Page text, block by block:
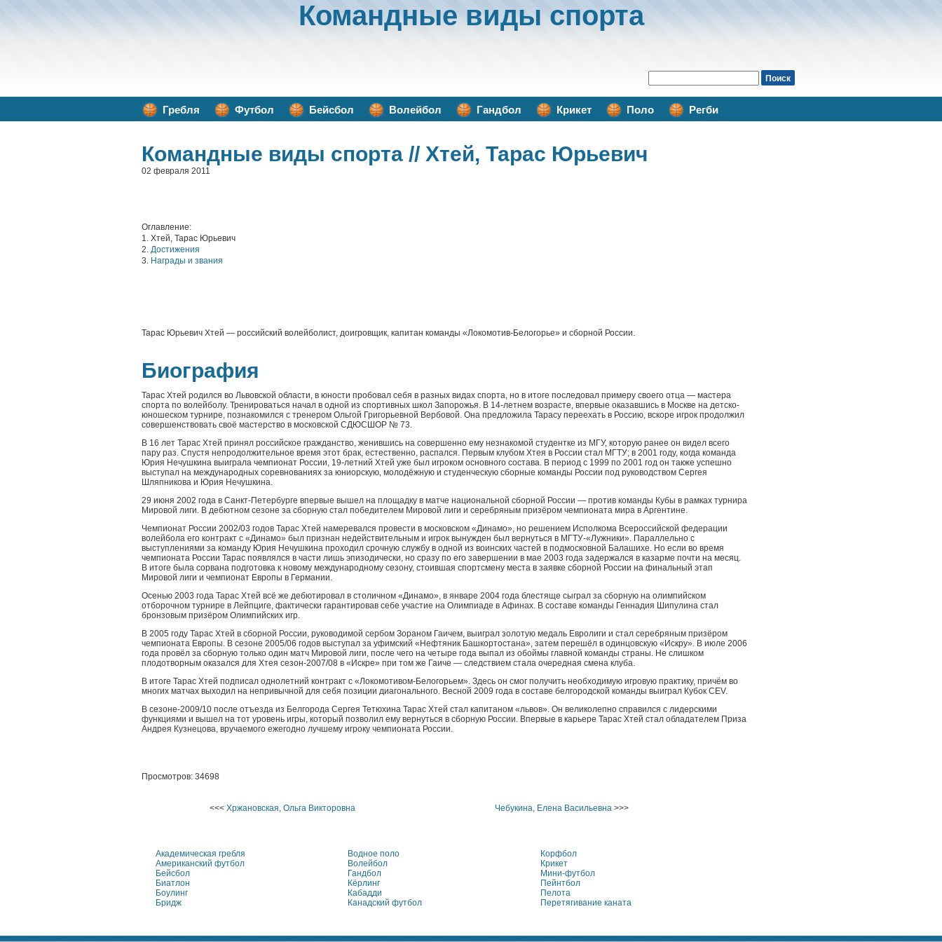
Командные виды спорта
Гребля Футбол Бейсбол Волейбол Гандбол Крикет Поло Регби
Командные виды спорта // Хтей, Тарас Юрьевич
02 февраля 2011
Оглавление:
1. Хтей, Тарас Юрьевич
2. Достижения
3. Награды и звания
Тарас Юрьевич Хтей — российский волейболист, доигровщик, капитан команды «Локомотив-Белогорье» и сборной России.
Биография
Тарас Хтей родился во Львовской области, в юности пробовал себя в разных видах спорта, но в итоге последовал примеру своего отца — мастера
спорта по волейболу. Тренироваться начал в одной из спортивных школ Запорожья. В 14-летнем возрасте, впервые оказавшись в Москве на детско-
юношеском турнире, познакомился с тренером Ольгой Григорьевной Вербовой. Она предложила Тарасу переехать в Россию, вскоре игрок продолжил
совершенствовать своё мастерство в московской СДЮСШОР № 73.
В 16 лет Тарас Хтей принял российское гражданство, женившись на совершенно ему незнакомой студентке из МГУ, которую ранее он видел всего
пару раз. Спустя непродолжительное время этот брак, естественно, распался. Первым клубом Хтея в России стал МГТУ; в 2001 году, когда команда
Юрия Нечушкина выиграла чемпионат России, 19-летний Хтей уже был игроком основного состава. В период с 1999 по 2001 год он также успешно
выступал на международных соревнованиях за юниорскую, молодёжную и студенческую сборные команды России под руководством Сергея
Шляпникова и Юрия Нечушкина.
29 июня 2002 года в Санкт-Петербурге впервые вышел на площадку в матче национальной сборной России — против команды Кубы в рамках турнира
Мировой лиги. В дебютном сезоне за сборную стал победителем Мировой лиги и серебряным призёром чемпионата мира в Аргентине.
Чемпионат России 2002/03 годов Тарас Хтей намеревался провести в московском «Динамо», но решением Исполкома Всероссийской федерации
волейбола его контракт с «Динамо» был признан недействительным и игрок вынужден был вернуться в МГТУ-«Лужники». Параллельно с
выступлениями за команду Юрия Нечушкина проходил срочную службу в одной из воинских частей в подмосковной Балашихе. Но если во время
чемпионата России Тарас появлялся в части лишь эпизодически, но сразу по его завершении в мае 2003 года задержался в казарме почти на месяц.
В итоге была сорвана подготовка к новому международному сезону, стоившая спортсмену места в заявке сборной России на финальный этап
Мировой лиги и чемпионат Европы в Германии.
Осенью 2003 года Тарас Хтей всё же дебютировал в столичном «Динамо», в январе 2004 года блестяще сыграл за сборную на олимпийском
отборочном турнире в Лейпциге, фактически гарантировав себе участие на Олимпиаде в Афинах. В составе команды Геннадия Шипулина стал
бронзовым призёром Олимпийских игр.
В 2005 году Тарас Хтей в сборной России, руководимой сербом Зораном Гаичем, выиграл золотую медаль Евролиги и стал серебряным призёром
чемпионата Европы. В сезоне 2005/06 годов выступал за уфимский «Нефтяник Башкортостана», затем перешёл в одинцовскую «Искру». В июле 2006
года провёл за сборную только один матч Мировой лиги, после чего на четыре года выпал из обоймы главной команды страны. Не слишком
плодотворным оказался для Хтея сезон-2007/08 в «Искре» при том же Гаиче — следствием стала очередная смена клуба.
В итоге Тарас Хтей подписал однолетний контракт с «Локомотивом-Белогорьем». Здесь он смог получить необходимую игровую практику, причём во
многих матчах выходил на непривычной для себя позиции диагонального. Весной 2009 года в составе белгородской команды выиграл Кубок CEV.
В сезоне-2009/10 после отъезда из Белгорода Сергея Тетюхина Тарас Хтей стал капитаном «львов». Он великолепно справился с лидерскими
функциями и вышел на тот уровень игры, который позволил ему вернуться в сборную России. Впервые в карьере Тарас Хтей стал обладателем Приза
Андрея Кузнецова, вручаемого ежегодно лучшему игроку чемпионата России.
Просмотров: 34698
<<< Хржановская, Ольга Викторовна Чебукина, Елена Васильевна >>>
Академическая гребля
Американский футбол
Бейсбол
Биатлон
Боулинг
Бридж
Водное поло
Волейбол
Гандбол
Кёрлинг
Кабадди
Канадский футбол
Корфбол
Крикет
Мини-футбол
Пейнтбол
Пелота
Перетягивание каната